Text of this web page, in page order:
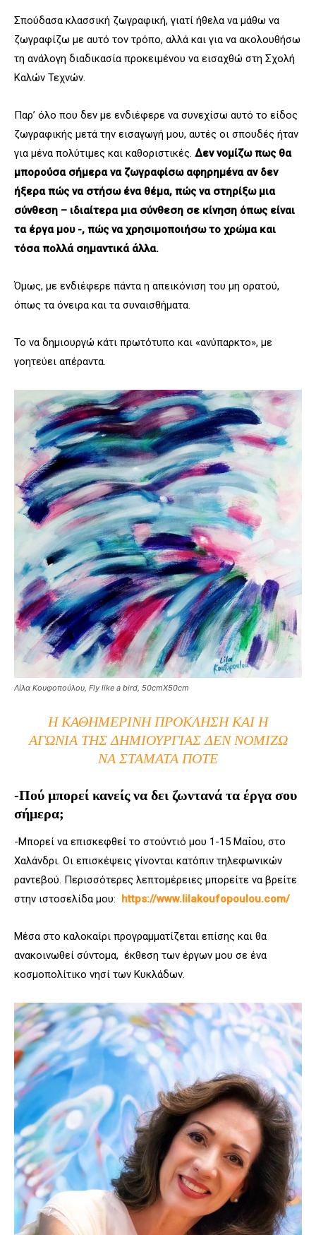
Σπούδασα κλασσική ζωγραφική, γιατί ήθελα να μάθω να
ζωγραφίζω με αυτό τον τρόπο, αλλά και για να ακολουθήσω
τη ανάλογη διαδικασία προκειμένου να εισαχθώ στη Σχολή
Καλών Τεχνών.
Παρ’ όλο που δεν με ενδιέφερε να συνεχίσω αυτό το είδος
ζωγραφικής μετά την εισαγωγή μου, αυτές οι σπουδές ήταν
για μένα πολύτιμες και καθοριστικές. Δεν νομίζω πως θα
μπορούσα σήμερα να ζωγραφίσω αφηρημένα αν δεν
ήξερα πώς να στήσω ένα θέμα, πώς να στηρίξω μια
σύνθεση – ιδιαίτερα μια σύνθεση σε κίνηση όπως είναι
τα έργα μου -, πώς να χρησιμοποιήσω το χρώμα και
τόσα πολλά σημαντικά άλλα.
Όμως, με ενδιέφερε πάντα η απεικόνιση του μη ορατού,
όπως τα όνειρα και τα συναισθήματα.
Το να δημιουργώ κάτι πρωτότυπο και «ανύπαρκτο», με
γοητεύει απέραντα.
Λίλα Κουφοπούλου, Fly like a bird, 50cmX50cm
Η ΚΑΘΗΜΕΡΙΝΉ ΠΡΌΚΛΗΣΗ ΚΑΙ Η
ΑΓΩΝΊΑ ΤΗΣ ΔΗΜΙΟΥΡΓΊΑΣ ΔΕΝ ΝΟΜΊΖΩ
ΝΑ ΣΤΑΜΑΤΆ ΠΟΤΈ
-Πού μπορεί κανείς να δει ζωντανά τα έργα σου
σήμερα;
-Μπορεί να επισκεφθεί το στούντιό μου 1-15 Μαΐου, στο
Χαλάνδρι. Οι επισκέψεις γίνονται κατόπιν τηλεφωνικών
ραντεβού. Περισσότερες λεπτομέρειες μπορείτε να βρείτε
στην ιστοσελίδα μου: https://www.lilakoufopoulou.com/
Μέσα στο καλοκαίρι προγραμματίζεται επίσης και θα
ανακοινωθεί σύντομα, έκθεση των έργων μου σε ένα
κοσμοπολίτικο νησί των Κυκλάδων.